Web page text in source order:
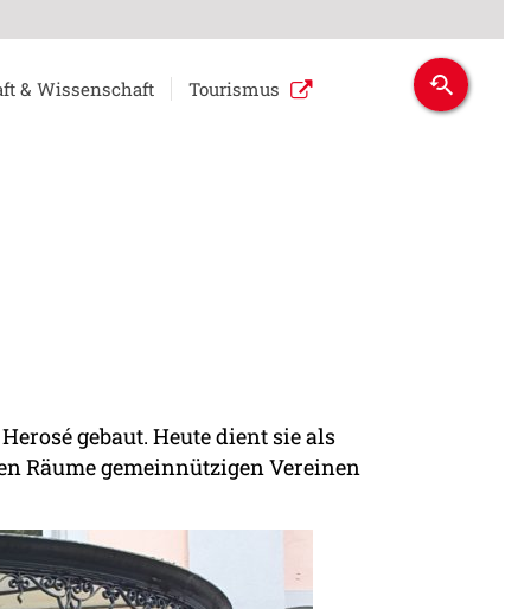
& Wissenschaft Tourismus
gebaut. Heute dient sie als
Räume gemeinnützigen Vereinen